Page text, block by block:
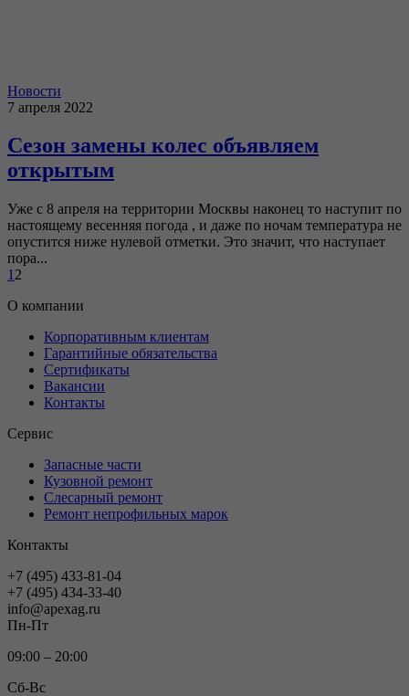
Новости
7 апреля 2022
Cезон замены колес объявляем
открытым
Уже с 8 апреля на территории Москвы наконец то наступит по
настоящему весенняя погода , и даже по ночам температура не
опустится ниже нулевой отметки. Это значит, что наступает
пора...
1 2
О компании
Корпоративным клиентам
Гарантийные обязательства
Сертификаты
Вакансии
Контакты
Сервис
Запасные части
Кузовной ремонт
Слесарный ремонт
Ремонт непрофильных марок
Контакты
+7 (495) 433-81-04
+7 (495) 434-33-40
info@apexag.ru
Пн-Пт
09:00 – 20:00
Сб-Вс